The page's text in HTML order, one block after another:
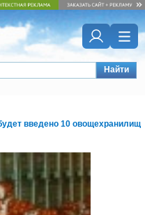
Найти
введено 10 овощехранилищ